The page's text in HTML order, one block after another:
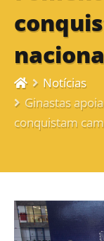
Notícias
Ginastas
conquistam